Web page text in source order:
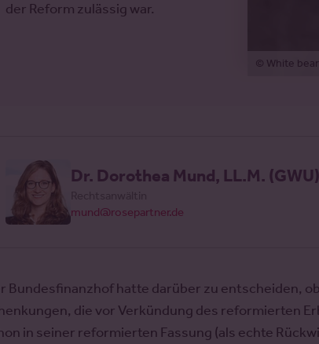
© White
der Reform zulässig war.
Dr. Dorothea Mund, LL.M. (GWU)
mund@rosepartner.de
Bundesfinanzhof hatte darüber zu entscheiden,
die vor Verkündung des reformierten
in seiner reformierten Fassung (als echte